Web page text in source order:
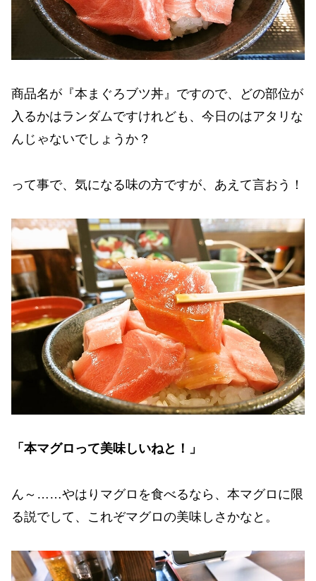
商品名が『本まぐろブツ丼』ですので、どの部位が
入るかはランダムですけれども、今日のはアタリな
んじゃないでしょうか？
って事で、気になる味の方ですが、あえて言おう！
「本マグロって美味しいねと！」
ん～……やはりマグロを食べるなら、本マグロに限
る説でして、これぞマグロの美味しさかなと。